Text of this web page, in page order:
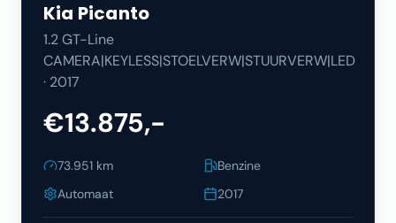
Kia Picanto
1.2 GT-Line
CAMERA|KEYLESS|STOELVERW|STUURVERW|LED
· 2017
€13.875,-
73.951 km
Benzine
Automaat
2017